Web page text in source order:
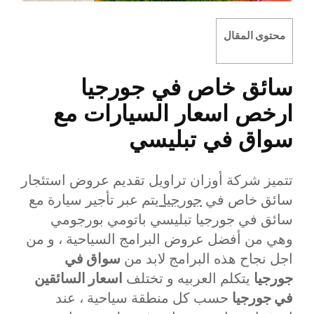
محتوى المقال
سائق خاص في جورجيا
ارخص اسعار السيارات مع
سواق في تبليسي
تتميز شركة أوزان تراويل تقديم عروض استئجار
سائق خاص في جورجيا يتم عبر تأجير سيارة مع
سائق في جورجيا تبليسي باتومي بورجومي
وهي من أفضل عروض البرامج السياحية ، و من
اجل نجاح هذه البرامج لابد من سواق في
جورجيا يتكلم العربيه و تختلف اسعار السائقين
في جورجيا حسب كل منطقة سياحية ، عند